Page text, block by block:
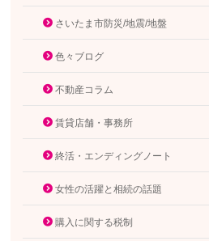
さいたま市防災/地震/地盤
色々ブログ
不動産コラム
賃貸店舗・事務所
終活・エンディングノート
女性の活躍と相続の話題
購入に関する税制